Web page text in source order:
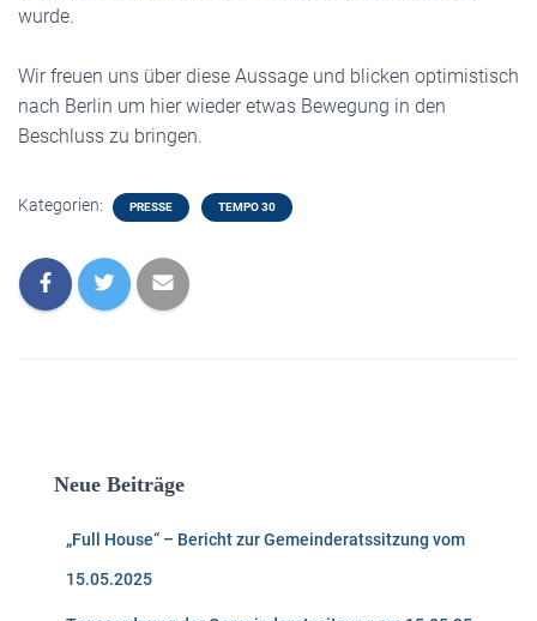
wurde.
Wir freuen uns über diese Aussage und blicken optimistisch
nach Berlin um hier wieder etwas Bewegung in den
Beschluss zu bringen.
Kategorien: PRESSE TEMPO 30
Neue Beiträge
„Full House“ – Bericht zur Gemeinderatssitzung vom
15.05.2025